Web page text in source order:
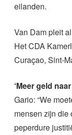
eilanden.
Van Dam pleit
Het CDA
Curaçao, Sint-
‘Meer geld
Gario: “We
mensen zijn die
peperdure